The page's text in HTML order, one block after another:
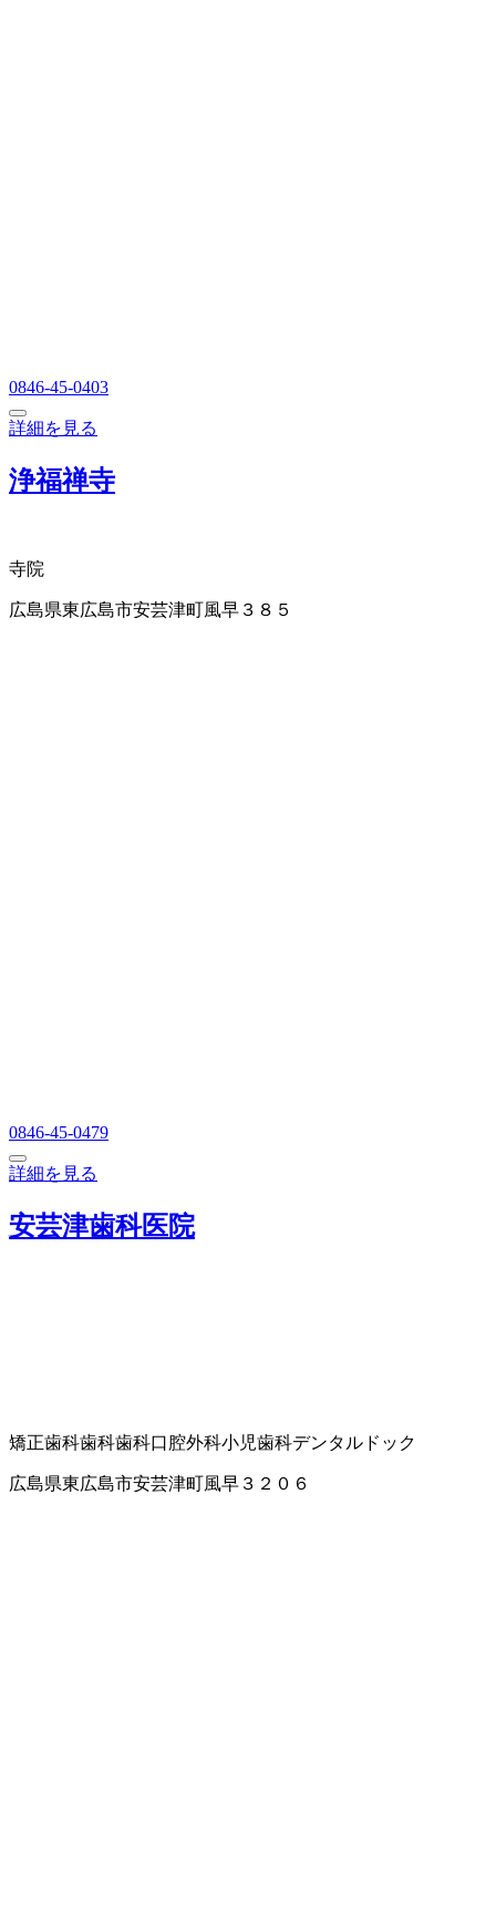
0846-45-0403
詳細を見る
浄福禅寺
寺院
広島県東広島市安芸津町風早３８５
0846-45-0479
詳細を見る
安芸津歯科医院
矯正歯科歯科歯科口腔外科小児歯科デンタルドック
広島県東広島市安芸津町風早３２０６